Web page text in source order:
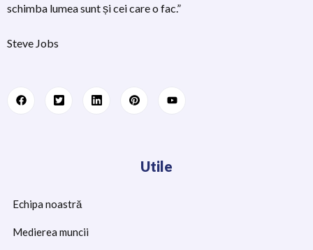
schimba lumea sunt și cei care o fac.”
Steve Jobs
Utile
Echipa noastră
Medierea muncii